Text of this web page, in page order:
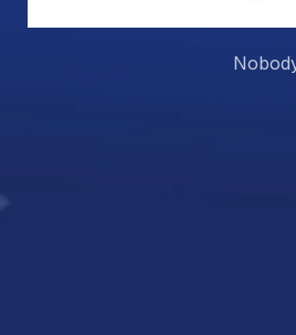
Nobody else
Like